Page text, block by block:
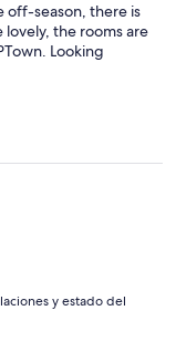
off-season, there is
the rooms are
Looking
y estado del